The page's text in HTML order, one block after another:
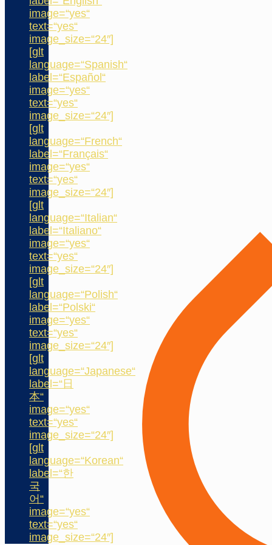
image=“yes“
text=“yes“
image_size=“24″]
[glt
language=“Spanish“
label=“Español“
image=“yes“
text=“yes“
image_size=“24″]
[glt
language=“French“
label=“Français“
image=“yes“
text=“yes“
image_size=“24″]
[glt
language=“Italian“
label=“Italiano“
image=“yes“
text=“yes“
image_size=“24″]
[glt
language=“Polish“
label=“Polski“
image=“yes“
text=“yes“
image_size=“24″]
[glt
language=“Japanese“
label=“日
本“
image=“yes“
text=“yes“
image_size=“24″]
[glt
language=“Korean“
label=“한
국
어“
image=“yes“
text=“yes“
image_size=“24″]